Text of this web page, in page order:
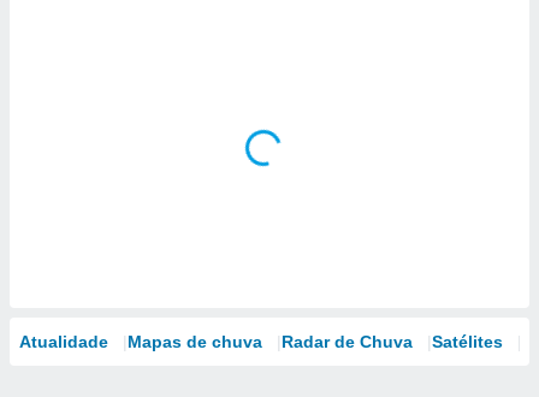
Atualidade Mapas de chuva Radar de Chuva Satélites